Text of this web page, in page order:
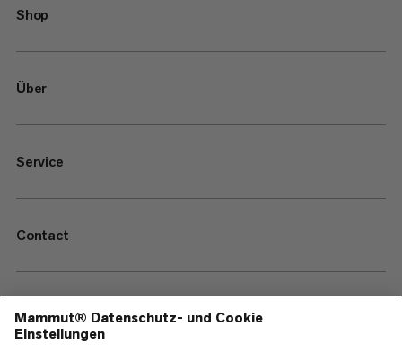
Shop
Über
Service
Contact